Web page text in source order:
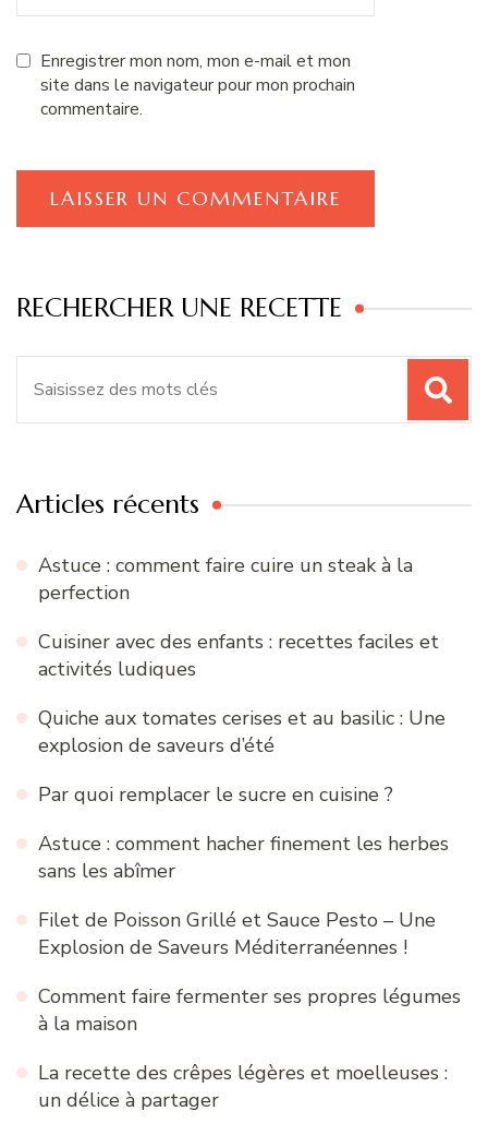
Enregistrer mon nom, mon e-mail et mon
site dans le navigateur pour mon prochain
commentaire.
RECHERCHER UNE RECETTE
Articles récents
Astuce : comment faire cuire un steak à la
perfection
Cuisiner avec des enfants : recettes faciles et
activités ludiques
Quiche aux tomates cerises et au basilic : Une
explosion de saveurs d’été
Par quoi remplacer le sucre en cuisine ?
Astuce : comment hacher finement les herbes
sans les abîmer
Filet de Poisson Grillé et Sauce Pesto – Une
Explosion de Saveurs Méditerranéennes !
Comment faire fermenter ses propres légumes
à la maison
La recette des crêpes légères et moelleuses :
un délice à partager